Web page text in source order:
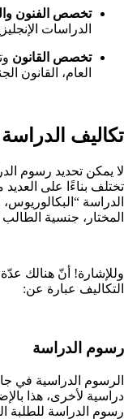
تخصص الفنون
الدراسات
تخصص القانون
العام، القانون
تكاليف
لا يمكن تحديد رسوم
تختلف بناءًا على
الدراسة
المختار، جنسية
وللإشارة! أنّ هنالك
التكاليف عبارة عن:
رسوم الدراسة
الرسوم الدراسية في
دراسية لأخرى، هذا
رسوم الدراسة للطلبة